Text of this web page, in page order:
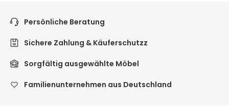
Persönliche Beratung
Sichere Zahlung & Käuferschutzz
Sorgfältig ausgewählte Möbel
Familienunternehmen aus Deutschland